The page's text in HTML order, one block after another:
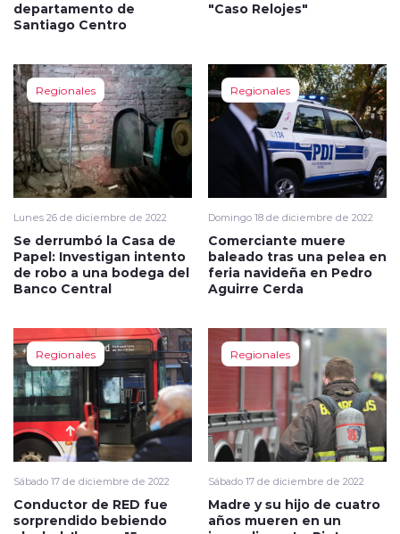
departamento de
Santiago Centro
"Caso Relojes"
Regionales
Lunes 26 de diciembre de 2022
Se derrumbó la Casa de
Papel: Investigan intento
de robo a una bodega del
Banco Central
Regionales
Domingo 18 de diciembre de 2022
Comerciante muere
baleado tras una pelea en
feria navideña en Pedro
Aguirre Cerda
Regionales
Sábado 17 de diciembre de 2022
Conductor de RED fue
sorprendido bebiendo
Regionales
Sábado 17 de diciembre de 2022
Madre y su hijo de cuatro
años mueren en un